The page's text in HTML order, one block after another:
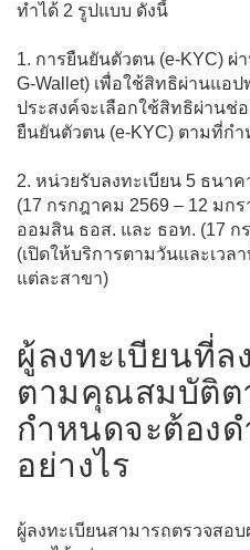
ทำได้ 2 รูปแบบ ดังนี้
1. การยืนยันตัวตน (e-KYC) ผ่
G-Wallet) เพื่อใช้สิทธิผ่านแอ
ประสงค์จะเลือกใช้สิทธิผ่านช่
ยืนยันตัวตน (e-KYC) ตามที่ก
2. หน่วยรับลงทะเบียน 5 ธนา
(17 กรกฎาคม 2569 – 12 มก
ออมสิน ธอส. และ ธอท. (17 ก
(เปิดให้บริการตามวันและเวล
แต่ละสาขา)
ผู้ลงทะเบียนที่ล
ตามคุณสมบัติ
กำหนดจะต้องด
อย่างไร
ผู้ลงทะเบียนสามารถตรวจสอ